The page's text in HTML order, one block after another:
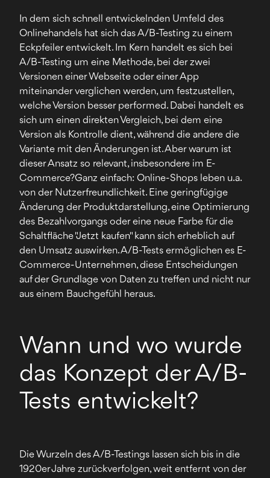
In dem sich schnell entwickelnden Umfeld des
Onlinehandels hat sich das A/B-Testing zu einem
Eckpfeiler entwickelt. Im Kern handelt es sich bei
A/B-Testing um eine Methode, bei der zwei
Versionen einer Webseite oder einer App
miteinander verglichen werden, um festzustellen,
welche Version besser performed. Dabei handelt es
sich um einen direkten Vergleich, bei dem eine
Version als Kontrolle dient, während die andere die
Variante mit den Änderungen ist. Aber warum ist
dieser Ansatz so relevant, insbesondere im E-
Commerce?Ganz einfach: Online-Shops leben u.a.
von der Nutzerfreundlichkeit. Eine geringfügige
Änderung der Produktdarstellung, eine Optimierung
des Bezahlvorgangs oder eine neue Farbe für die
Schaltfläche "Jetzt kaufen" kann sich erheblich auf
den Umsatz auswirken. A/B-Tests ermöglichen es E-
Commerce-Unternehmen, diese Entscheidungen
auf der Grundlage von Daten zu treffen und nicht nur
aus einem Bauchgefühl heraus.
Wann und wo wurde
das Konzept der A/B-
Tests entwickelt?
Die Wurzeln des A/B-Testings lassen sich bis in die
1920er Jahre zurückverfolgen, weit entfernt von der